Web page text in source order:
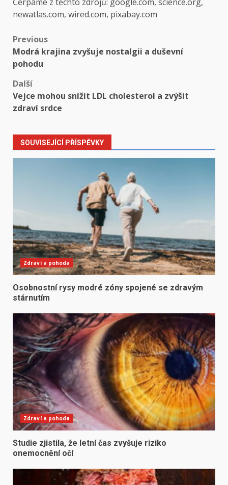
newatlas.com, wired.com, pixabay.com
Post
navigation
Previous
Modrá krajina zvyšuje nostalgii a duševní
pohodu
Další
Vejce mohou snížit LDL cholesterol a zvýšit
zdraví srdce
SOUVISEJÍCÍ PŘÍSPĚVKY
Zdraví a pohoda
Osobnostní rysy modré zóny spojené se zdravým
stárnutím
Zdraví a pohoda
Studie zjistila, že letní čas zvyšuje riziko
onemocnění očí